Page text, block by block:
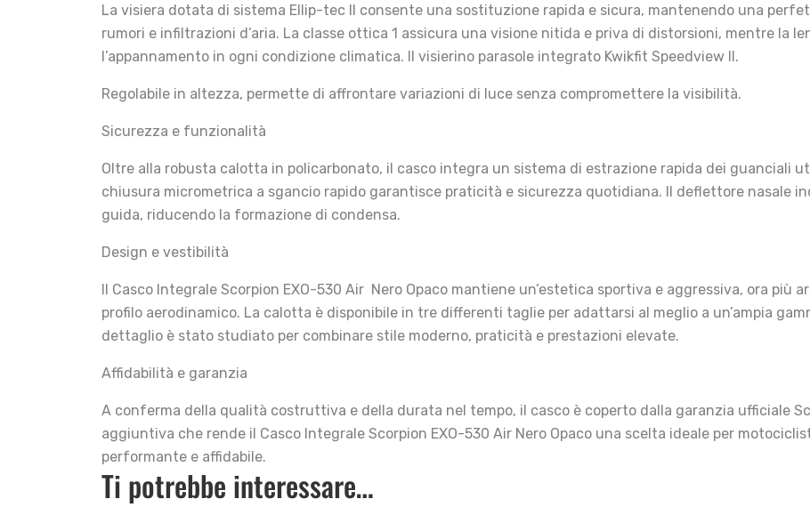
La visiera dotata di sistema Ellip-tec II consente una sostituzione rapida e sicura, mantenendo una
rumori e infiltrazioni d’aria. La classe ottica 1 assicura una visione nitida e priva di distorsioni, mentre la
l’appannamento in ogni condizione climatica. Il visierino parasole integrato Kwikfit Speedview II.
Regolabile in altezza, permette di affrontare variazioni di luce senza compromettere la visibilità.
Sicurezza e funzionalità
Oltre alla robusta calotta in policarbonato, il casco integra un sistema di estrazione rapida dei guanciali
chiusura micrometrica a sgancio rapido garantisce praticità e sicurezza quotidiana. Il deflettore nasale
guida, riducendo la formazione di condensa.
Design e vestibilità
Il Casco Integrale Scorpion EXO-530 Air Nero Opaco mantiene un’estetica sportiva e aggressiva, ora più
profilo aerodinamico. La calotta è disponibile in tre differenti taglie per adattarsi al meglio a un’ampia
dettaglio è stato studiato per combinare stile moderno, praticità e prestazioni elevate.
Affidabilità e garanzia
A conferma della qualità costruttiva e della durata nel tempo, il casco è coperto dalla garanzia ufficiale
aggiuntiva che rende il Casco Integrale Scorpion EXO-530 Air Nero Opaco una scelta ideale per
performante e affidabile.
Ti potrebbe interessare…